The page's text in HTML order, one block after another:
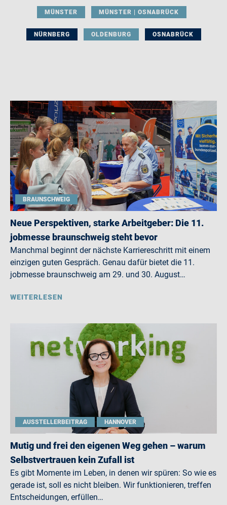
MÜNSTER MÜNSTER | OSNABRÜCK
NÜRNBERG OLDENBURG OSNABRÜCK
BRAUNSCHWEIG
Neue Perspektiven, starke Arbeitgeber: Die 11.
jobmesse braunschweig steht bevor
Manchmal beginnt der nächste Karriereschritt mit einem
einzigen guten Gespräch. Genau dafür bietet die 11.
jobmesse braunschweig am 29. und 30. August…
WEITERLESEN
AUSSTELLERBEITRAG HANNOVER
Mutig und frei den eigenen Weg gehen – warum
Selbstvertrauen kein Zufall ist
Es gibt Momente im Leben, in denen wir spüren: So wie es
gerade ist, soll es nicht bleiben. Wir funktionieren, treffen
Entscheidungen, erfüllen…